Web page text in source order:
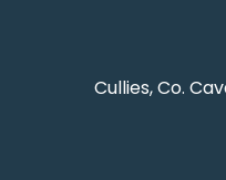
Cullies, Co.